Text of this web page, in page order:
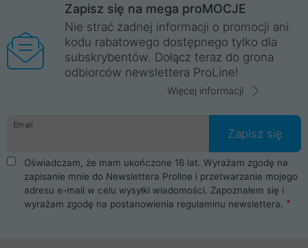
Wrocław, Poznań, Legnica, Katowice, Gliwice, Kalisz, Bytom,
Trzebnica, Opole. Szybka i profesjonalna obsługa!
ProLine to polska firma ze 100% polskim kapitałem. Działamy
legalnie i płacimy podatki w naszym kraju! Posiadamy siedzibę
główną w Mirkowie oraz salony na terenie kraju. Cała
komunikacja ze sklepem komputerowym ProLine jest
danych osobowych. Dlatego zakup notebooka albo laptopa w
ProLine to czysta przyjemność i pełne bezpieczeństwo.
Zaopatrzysz się u nas w akcesoria i części komputerowe
takie jak procesory, karty graficzne, płyty główne, pamięci,
dyski SSD, M.2 oraz HDD. Nasi pracownicy pomogą Ci wybrać
najlepszy zasilacz komputerowy oraz obudowę do komputera.
Poza komputerami mamy również najlepsze na rynku
Smartfony takich producentów jak Xiaomi, Apple, Samsung i
Zapisz się na mega proMOCJE
Nie strać żadnej informacji o promocji ani
kodu rabatowego dostępnego tylko dla
subskrybentów. Dołącz teraz do grona
odbiorców newslettera ProLine!
Więcej informacji
Email
Zapisz się
Oświadczam, że mam ukończone 16 lat. Wyrażam zgodę na
zapisanie mnie do Newslettera Proline i przetwarzanie mojego
adresu e-mail w celu wysyłki wiadomości. Zapoznałem się i
wyrażam zgodę na postanowienia regulaminu newslettera.